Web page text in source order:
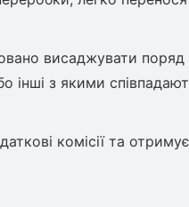
висаджувати
інші з якими
комісії та